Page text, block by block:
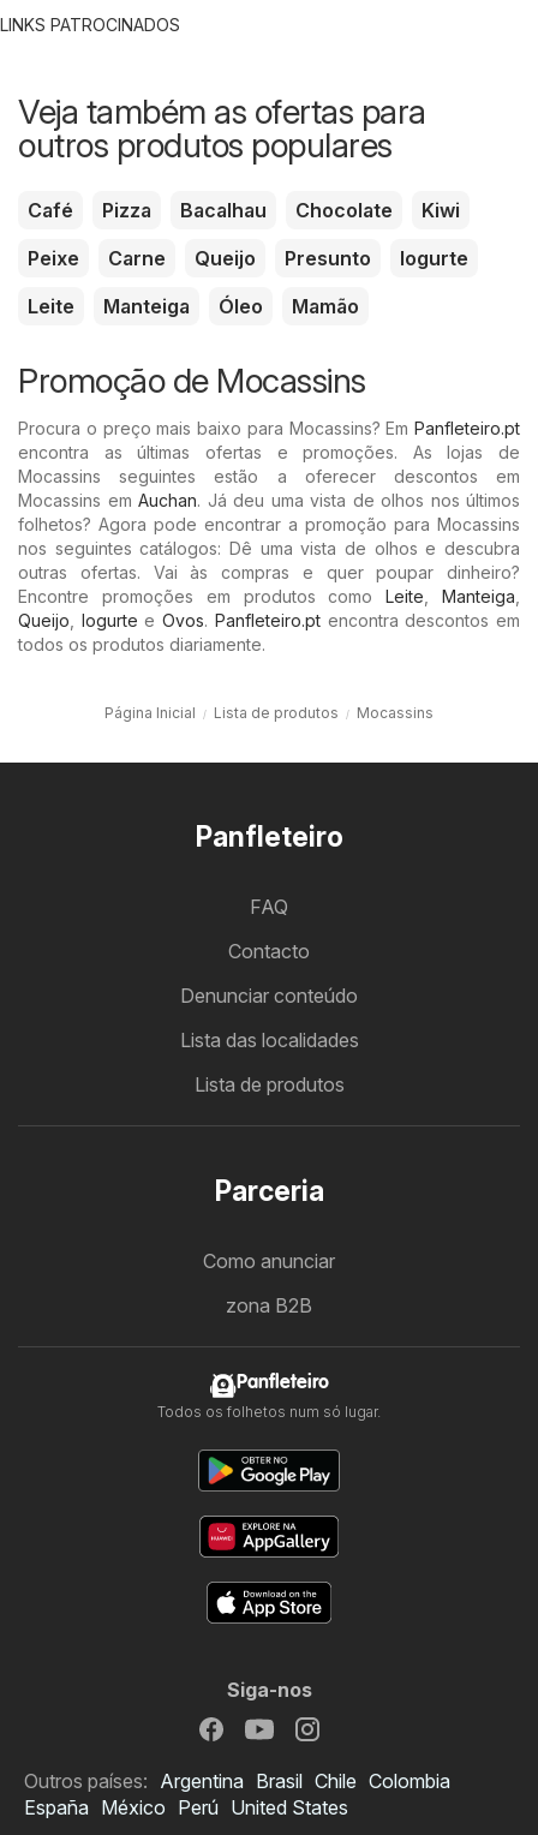
LINKS PATROCINADOS
Veja também as ofertas para
outros produtos populares
Café Pizza Bacalhau Chocolate
Kiwi
Peixe
Carne Queijo Presunto
Iogurte
Leite
Manteiga Óleo Mamão
Promoção de Mocassins
Procura o preço mais baixo para Mocassins? Em Panfleteiro.pt
encontra as últimas ofertas e promoções. As lojas de
Mocassins seguintes estão a oferecer descontos em
Mocassins em Auchan. Já deu uma vista de olhos nos últimos
folhetos? Agora pode encontrar a promoção para Mocassins
nos seguintes catálogos: Dê uma vista de olhos e descubra
outras ofertas. Vai às compras e quer poupar dinheiro?
Encontre promoções em produtos comoLeite ,Manteiga
Queijo
Iogurte eOvos. Panfleteiro.ptencontra descontos em
todos os produtos diariamente.
Página Inicial Lista de produtos Mocassins
Panfleteiro
FAQ
Contacto
Denunciar conteúdo
Lista das localidades
Lista de produtos
Parceria
Como anunciar
zona B2B
Panfleteiro
Todos os folhetos num só lugar.
Siga-nos
Outros países: Argentina Brasil Chile Colombia
España México Perú United States